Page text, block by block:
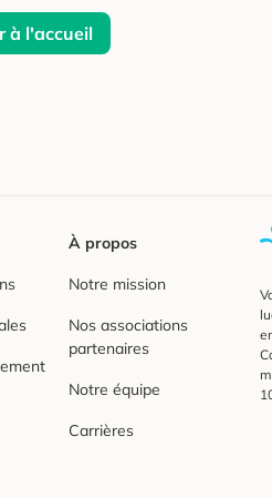
à l'accueil
À propos
Notre mission
Nos associations
partenaires
Notre équipe
Carrières